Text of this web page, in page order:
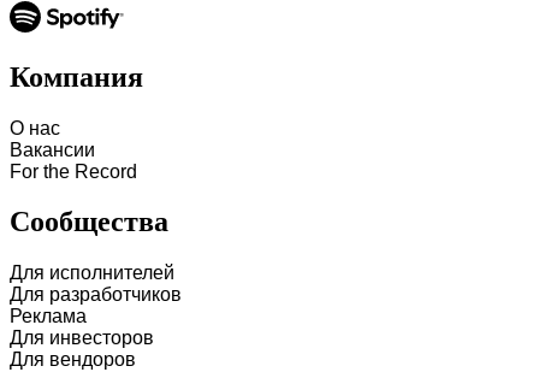
Компания
О нас
Вакансии
For the Record
Сообщества
Для исполнителей
Для разработчиков
Реклама
Для инвесторов
Для вендоров